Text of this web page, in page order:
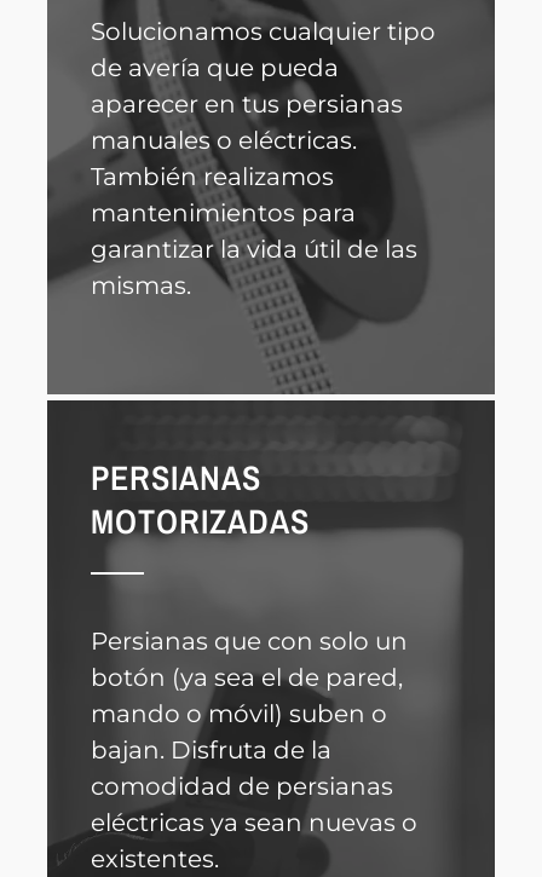
Solucionamos cualquier tipo
de avería que pueda
aparecer en tus persianas
manuales o eléctricas.
También realizamos
mantenimientos para
garantizar la vida útil de las
mismas.
PERSIANAS
MOTORIZADAS
Persianas que con solo un
botón (ya sea el de pared,
mando o móvil) suben o
bajan. Disfruta de la
comodidad de persianas
eléctricas ya sean nuevas o
existentes.